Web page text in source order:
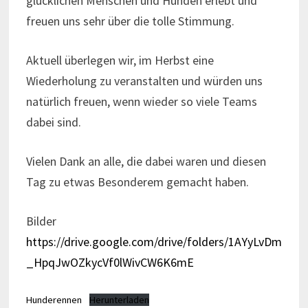
freuen uns sehr über die tolle Stimmung.
Aktuell überlegen wir, im Herbst eine
Wiederholung zu veranstalten und würden uns
natürlich freuen, wenn wieder so viele Teams
dabei sind.
Vielen Dank an alle, die dabei waren und diesen
Tag zu etwas Besonderem gemacht haben.
Bilder
https://drive.google.com/drive/folders/1AYyLvDm
_HpqJwOZkycVf0lWivCW6K6mE
Hunderennen Herunterladen